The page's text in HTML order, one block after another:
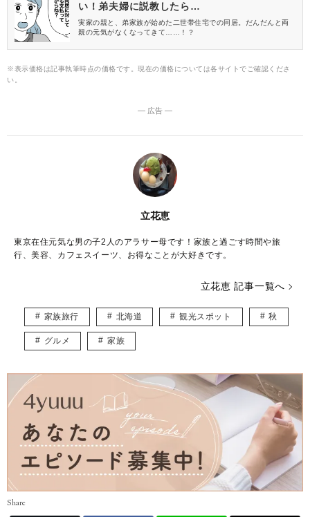
い！弟夫婦に説教したら…
実家の親と、弟家族が始めた二世帯住宅での同居。だんだんと両
親の元気がなくなってきて……！？
※表示価格は記事執筆時点の価格です。現在の価格については各サイトでご確認くださ
い。
― 広告 ―
立花恵
東京在住元気な男の子2人のアラサー母です！家族と過ごす時間や旅
行、美容、カフェスイーツ、お得なことが大好きです。
立花恵 記事一覧へ
家族旅行 北海道 観光スポット 秋
グルメ 家族
Share